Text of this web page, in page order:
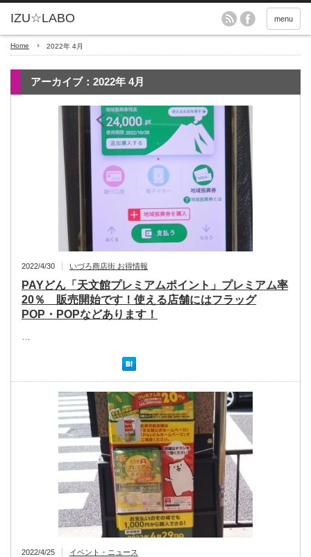
menu
Home 2022年 4月
アーカイブ：2022年 4月
2022/4/30 いづろ商店街 お得情報
PAYどん「天文館プレミアムポイント」プレミアム率
20％ 販売開始です！使える店舗にはフラッグ
POP・POPなどあります！
…
2022/4/25 イベント・ニュース